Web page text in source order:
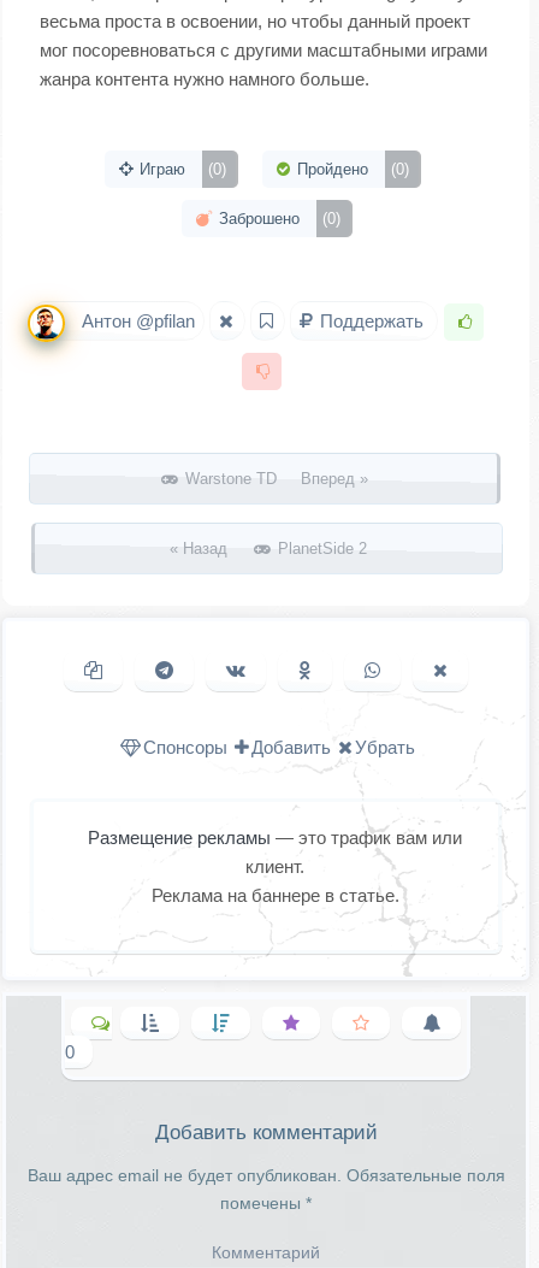
весьма проста в освоении, но чтобы данный проект
мог посоревноваться с другими масштабными играми
жанра контента нужно намного больше.
Играю (0) Пройдено (0)
Заброшено (0)
Антон @pfilan Поддержать
Запись навигация
Warstone TD Вперед »
« Назад PlanetSide 2
Копировать ссылкуПоделиться в Telegram
Поделиться ВКонтакте
Поделиться в
Одноклассниках
Поделиться в
WhatsAppв X
Спонсоры Добавить Убрать
Размещение рекламы — это трафик вам или
клиент.
Реклама на баннере в статье.
0
Добавить комментарий
Ваш адрес email не будет опубликован. Обязательные поля
помечены *
Комментарий